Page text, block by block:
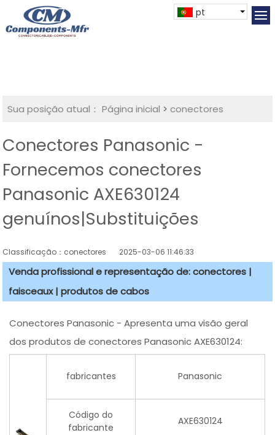
pt
Sua posição atual： Página inicial >conectores
Conectores Panasonic -
Fornecemos conectores
Panasonic AXE630124
genuínos|Substituições
Classificação：conectores 2025-03-06 11:46:33
Venda profissional e representação de: conectores |
faisceaux | produtos de cabos
Conectores Panasonic - Apresenta uma visão geral
dos produtos de conectores Panasonic AXE630124:
fabricantes Panasonic
Código do
fabricante
AXE630124